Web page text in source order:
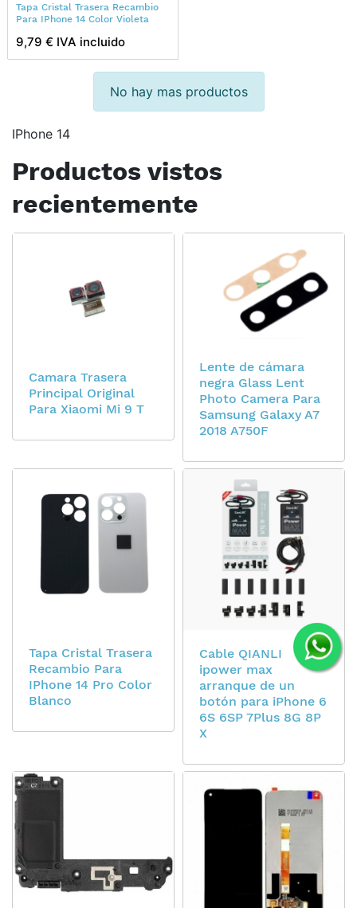
Tapa Cristal Trasera Recambio
Para IPhone 14 Color Violeta
9,79 € IVA incluido
No hay mas productos
IPhone 14
Productos vistos
recientemente
Camara Trasera
Principal Original
Para Xiaomi Mi 9 T
Lente de cámara
negra Glass Lent
Photo Camera Para
Samsung Galaxy A7
2018 A750F
Tapa Cristal Trasera
Recambio Para
IPhone 14 Pro Color
Blanco
Cable QIANLI
ipower max
arranque de un
botón para iPhone 6
6S 6SP 7Plus 8G 8P
X